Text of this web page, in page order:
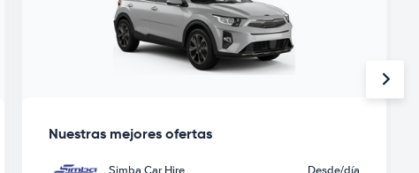
Nuestras mejores ofertas
Simba Car Hire Desde